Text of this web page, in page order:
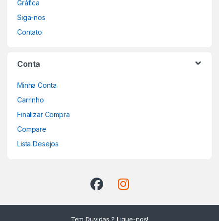
Gráfica
Siga-nos
Contato
Conta
Minha Conta
Carrinho
Finalizar Compra
Compare
Lista Desejos
Tem Duvidas ? Ligue-nos!